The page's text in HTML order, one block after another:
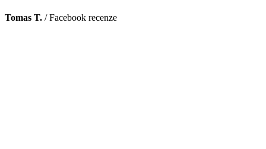
Tomas T. /Facebook recenze